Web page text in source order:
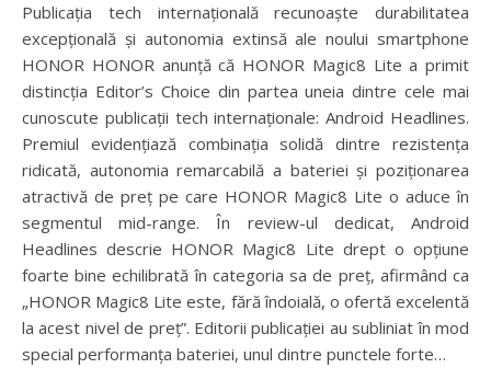
Publicația tech internațională recunoaște durabilitatea
excepțională și autonomia extinsă ale noului smartphone
HONOR HONOR anunță că HONOR Magic8 Lite a primit
distincția Editor’s Choice din partea uneia dintre cele mai
cunoscute publicații tech internaționale: Android Headlines.
Premiul evidențiază combinația solidă dintre rezistența
ridicată, autonomia remarcabilă a bateriei și poziționarea
atractivă de preț pe care HONOR Magic8 Lite o aduce în
segmentul mid-range. În review-ul dedicat, Android
Headlines descrie HONOR Magic8 Lite drept o opțiune
foarte bine echilibrată în categoria sa de preț, afirmând ca
„HONOR Magic8 Lite este, fără îndoială, o ofertă excelentă
la acest nivel de preț”. Editorii publicației au subliniat în mod
special performanța bateriei, unul dintre punctele forte…